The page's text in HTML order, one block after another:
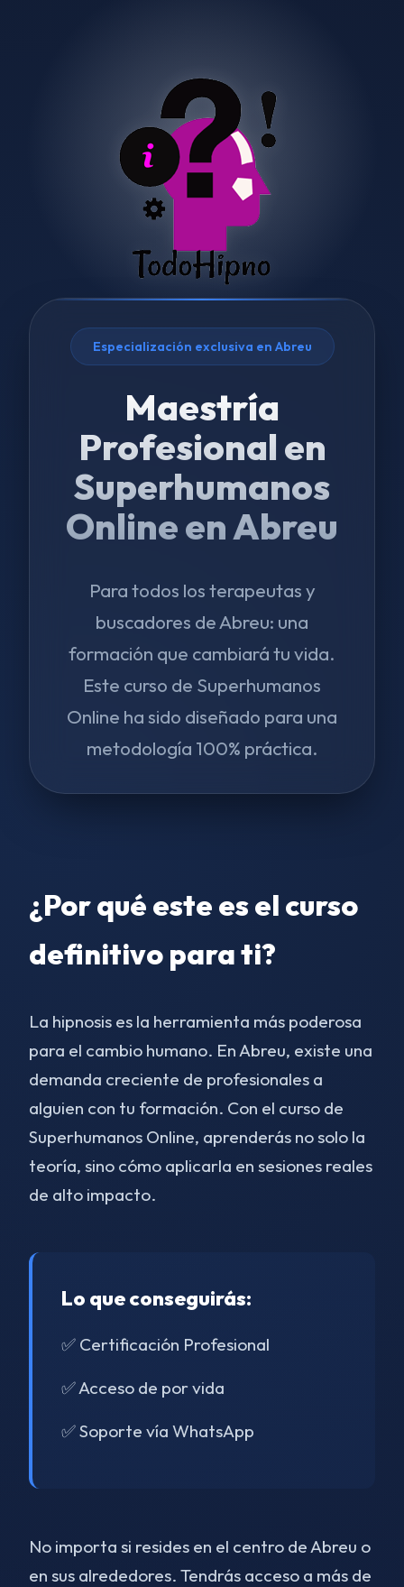
Especialización exclusiva en Abreu
Maestría
Profesional en
Superhumanos
Online en Abreu
Para todos los terapeutas y
buscadores de Abreu: una
formación que cambiará tu vida.
Este curso de Superhumanos
Online ha sido diseñado para una
metodología 100% práctica.
¿Por qué este es el curso
definitivo para ti?
La hipnosis es la herramienta más poderosa
para el cambio humano. En Abreu, existe una
demanda creciente de profesionales a
alguien con tu formación. Con el curso de
Superhumanos Online, aprenderás no solo la
teoría, sino cómo aplicarla en sesiones reales
de alto impacto.
Lo que conseguirás:
✅ Certificación Profesional
✅ Acceso de por vida
✅ Soporte vía WhatsApp
No importa si resides en el centro de Abreu o
en sus alrededores. Tendrás acceso a más de